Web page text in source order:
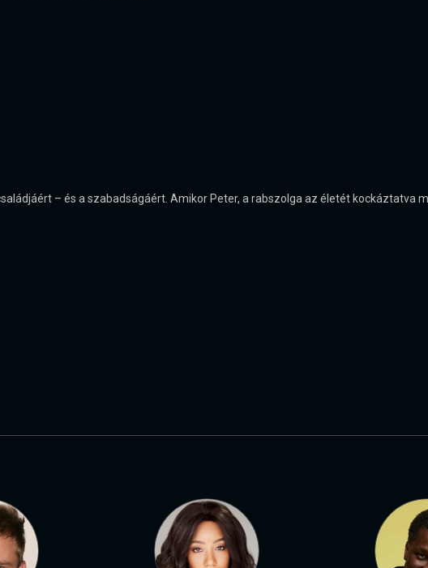
– és a szabadságáért. Amikor Peter, a rabszolga az életét kockáztatva